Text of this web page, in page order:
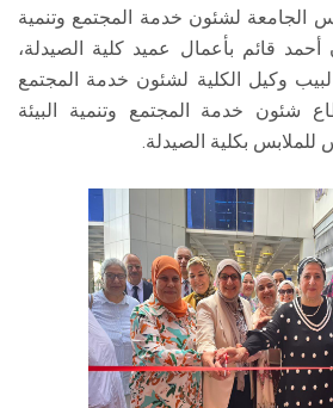
الجامعة لشئون خدمة المجتمع وتنمية
أحمد قائم بأعمال عميد كلية الصيدلة،
لبيب وكيل الكلية لشئون خدمة المجتمع
شئون خدمة المجتمع وتنمية البيئة
بكلية الصيدلة.